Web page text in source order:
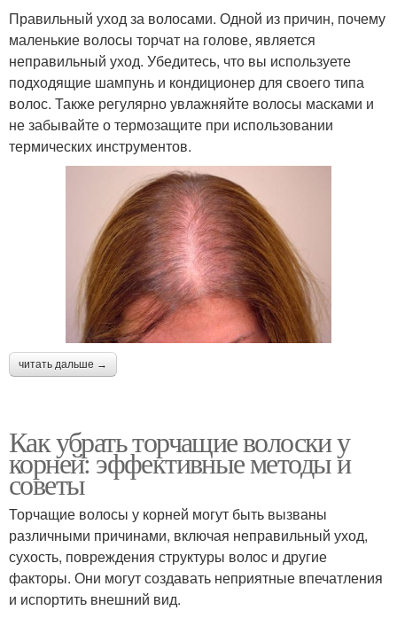
Правильный уход за волосами. Одной из причин, почему
маленькие волосы торчат на голове, является
неправильный уход. Убедитесь, что вы используете
подходящие шампунь и кондиционер для своего типа
волос. Также регулярно увлажняйте волосы масками и
не забывайте о термозащите при использовании
термических инструментов.
читать дальше →
Как убрать торчащие волоски у
корней: эффективные методы и
советы
Торчащие волосы у корней могут быть вызваны
различными причинами, включая неправильный уход,
сухость, повреждения структуры волос и другие
факторы. Они могут создавать неприятные впечатления
и испортить внешний вид.